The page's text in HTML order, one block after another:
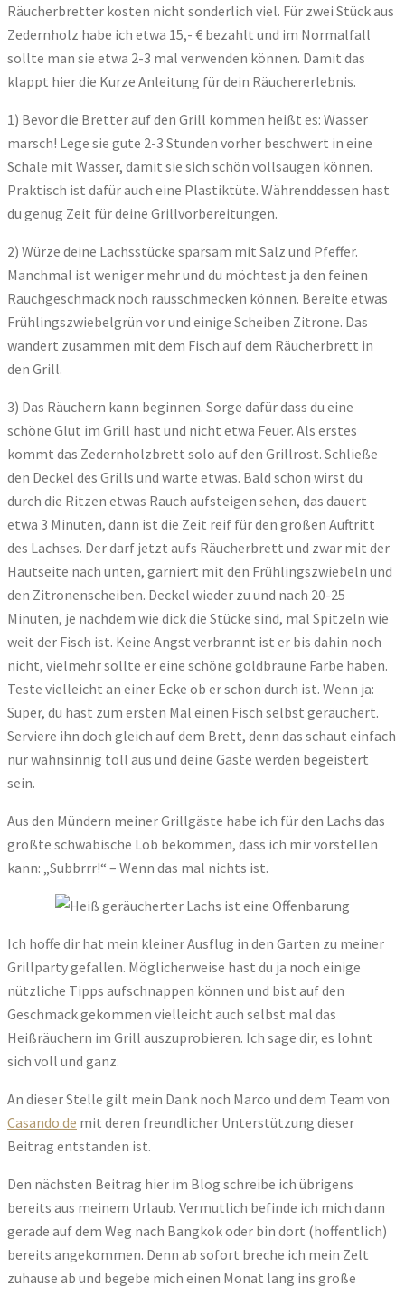
Räucherbretter kosten nicht sonderlich viel. Für zwei Stück aus
Zedernholz habe ich etwa 15,- € bezahlt und im Normalfall
sollte man sie etwa 2-3 mal verwenden können. Damit das
klappt hier die Kurze Anleitung für dein Räuchererlebnis.
1) Bevor die Bretter auf den Grill kommen heißt es: Wasser
marsch! Lege sie gute 2-3 Stunden vorher beschwert in eine
Schale mit Wasser, damit sie sich schön vollsaugen können.
Praktisch ist dafür auch eine Plastiktüte. Währenddessen hast
du genug Zeit für deine Grillvorbereitungen.
2) Würze deine Lachsstücke sparsam mit Salz und Pfeffer.
Manchmal ist weniger mehr und du möchtest ja den feinen
Rauchgeschmack noch rausschmecken können. Bereite etwas
Frühlingszwiebelgrün vor und einige Scheiben Zitrone. Das
wandert zusammen mit dem Fisch auf dem Räucherbrett in
den Grill.
3) Das Räuchern kann beginnen. Sorge dafür dass du eine
schöne Glut im Grill hast und nicht etwa Feuer. Als erstes
kommt das Zedernholzbrett solo auf den Grillrost. Schließe
den Deckel des Grills und warte etwas. Bald schon wirst du
durch die Ritzen etwas Rauch aufsteigen sehen, das dauert
etwa 3 Minuten, dann ist die Zeit reif für den großen Auftritt
des Lachses. Der darf jetzt aufs Räucherbrett und zwar mit der
Hautseite nach unten, garniert mit den Frühlingszwiebeln und
den Zitronenscheiben. Deckel wieder zu und nach 20-25
Minuten, je nachdem wie dick die Stücke sind, mal Spitzeln wie
weit der Fisch ist. Keine Angst verbrannt ist er bis dahin noch
nicht, vielmehr sollte er eine schöne goldbraune Farbe haben.
Teste vielleicht an einer Ecke ob er schon durch ist. Wenn ja:
Super, du hast zum ersten Mal einen Fisch selbst geräuchert.
Serviere ihn doch gleich auf dem Brett, denn das schaut einfach
nur wahnsinnig toll aus und deine Gäste werden begeistert
sein.
Aus den Mündern meiner Grillgäste habe ich für den Lachs das
größte schwäbische Lob bekommen, dass ich mir vorstellen
kann: „Subbrrr!“ – Wenn das mal nichts ist.
Ich hoffe dir hat mein kleiner Ausflug in den Garten zu meiner
Grillparty gefallen. Möglicherweise hast du ja noch einige
nützliche Tipps aufschnappen können und bist auf den
Geschmack gekommen vielleicht auch selbst mal das
Heißräuchern im Grill auszuprobieren. Ich sage dir, es lohnt
sich voll und ganz.
An dieser Stelle gilt mein Dank noch Marco und dem Team von
Casando.de mit deren freundlicher Unterstützung dieser
Beitrag entstanden ist.
Den nächsten Beitrag hier im Blog schreibe ich übrigens
bereits aus meinem Urlaub. Vermutlich befinde ich mich dann
gerade auf dem Weg nach Bangkok oder bin dort (hoffentlich)
bereits angekommen. Denn ab sofort breche ich mein Zelt
zuhause ab und begebe mich einen Monat lang ins große